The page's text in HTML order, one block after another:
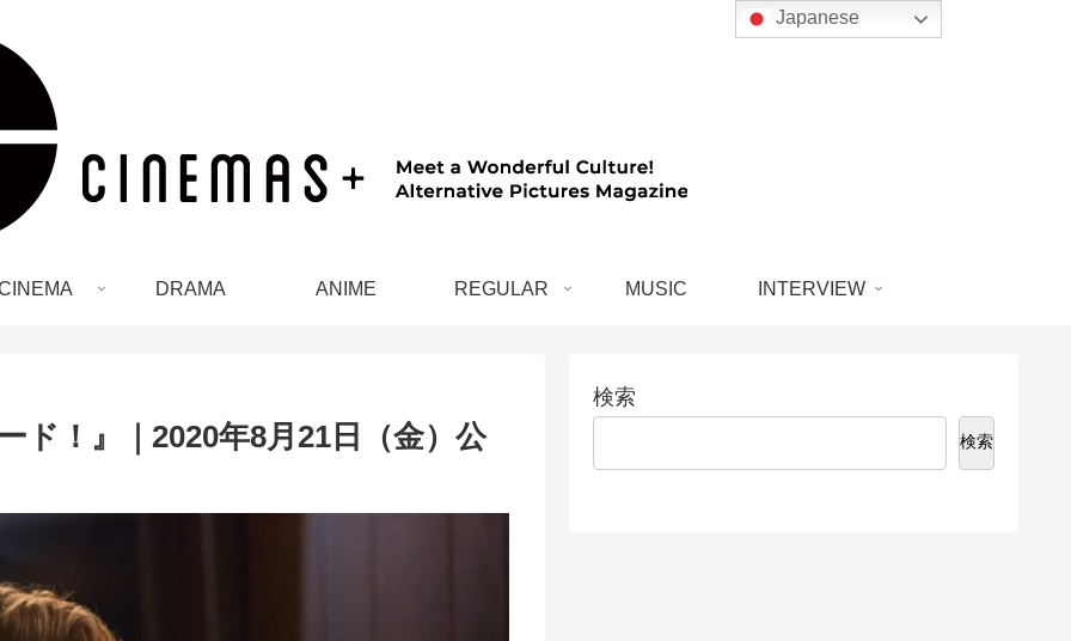
DRAMA ANIME REGULAR MUSIC INTERVIEW
ド！』｜2020年8月21日（金）公
検索
検索
Japanese